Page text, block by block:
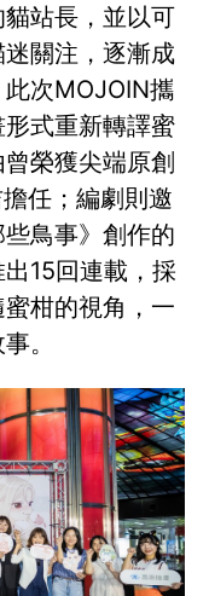
站長，並以可
關注，逐漸成
次MOJOIN攜
式重新轉譯蜜
榮獲尖端原創
任；編劇則邀
鳥事》創作的
15回連載，採
柑的視角，一
。